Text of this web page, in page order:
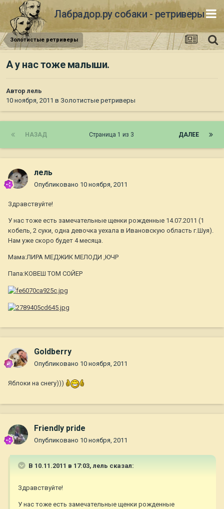
Лабрадор.ру собаки - ретриверы
Золотистые ретриверы
А у нас тоже малыши.
Авторлель
10 ноября, 2011 в Золотистые ретриверы
НАЗАД ДАЛЕЕ
Страница 1 из 3
лель
Опубликовано 10 ноября, 2011
Здравствуйте!
У нас тоже есть замечательные щенки рожденные 14.07.2011 (1
кобель, 2 суки, одна девочка уехала в Ивановскую область г.Шуя).
Нам уже скоро будет 4 месяца.
Мама:ЛИРА МЕДЖИК МЕЛОДИ ,ЮЧР
Папа:КОВЕШ ТОМ СОЙЕР
Goldberry
Опубликовано 10 ноября, 2011
Яблоки на снегу)))
Friendly pride
Опубликовано 10 ноября, 2011
В 10.11.2011 в 17:03, лель сказал:
Здравствуйте!
У нас тоже есть замечательные щенки рожденные